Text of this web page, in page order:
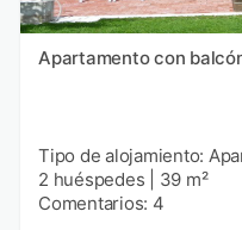
Apartamento con
Tipo de alojamiento:
2 huéspedes
39 m²
Comentarios: 4